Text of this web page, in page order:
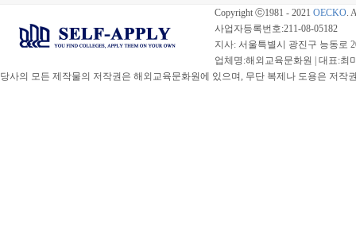
Copyright ⓒ1981 - 2021 OECKO.
사업자등록번호:211-08-05182
지사: 서울특별시 광진구 능동로
업체명:해외교육문화원 | 대표:최
당사의 모든 제작물의 저작권은 해외교육문화원에 있으며, 무단 복제나 도용은 저